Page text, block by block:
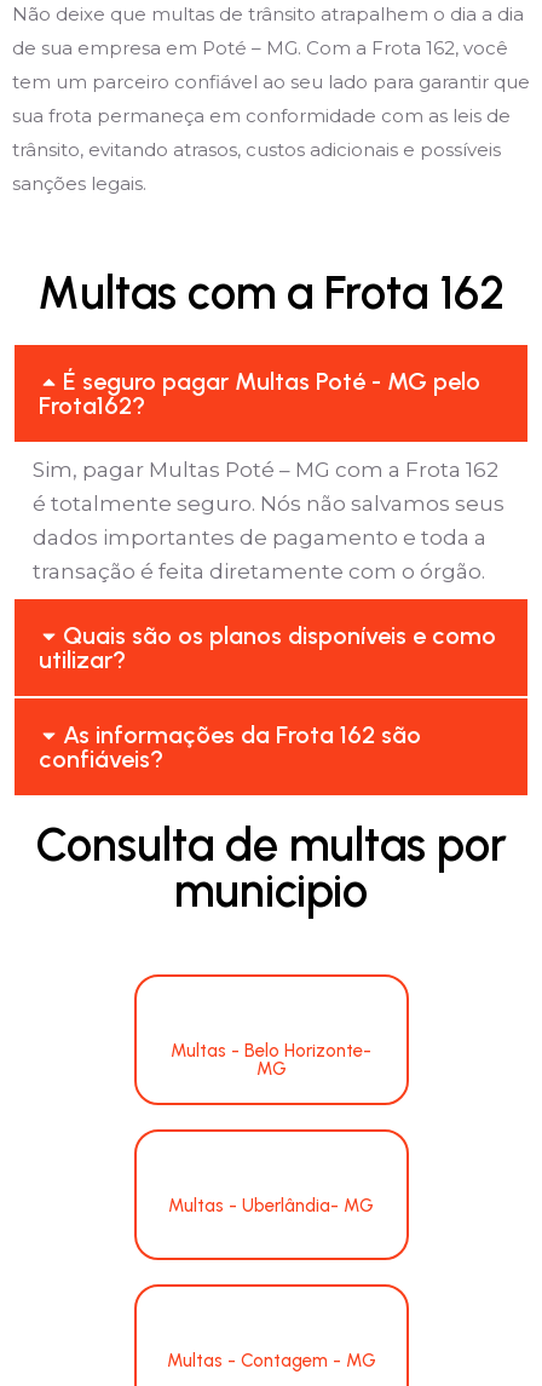
Não deixe que multas de trânsito atrapalhem o dia a dia
de sua empresa em Poté – MG. Com a Frota 162, você
tem um parceiro confiável ao seu lado para garantir que
sua frota permaneça em conformidade com as leis de
trânsito, evitando atrasos, custos adicionais e possíveis
sanções legais.
Multas com a Frota 162
É seguro pagar Multas Poté - MG pelo
Frota162?
Sim, pagar Multas Poté – MG com a Frota 162
é totalmente seguro. Nós não salvamos seus
dados importantes de pagamento e toda a
transação é feita diretamente com o órgão.
Quais são os planos disponíveis e como
utilizar?
As informações da Frota 162 são
confiáveis?
Consulta de multas por
municipio
Multas - Belo Horizonte-
MG
Multas - Uberlândia- MG
Multas - Contagem - MG